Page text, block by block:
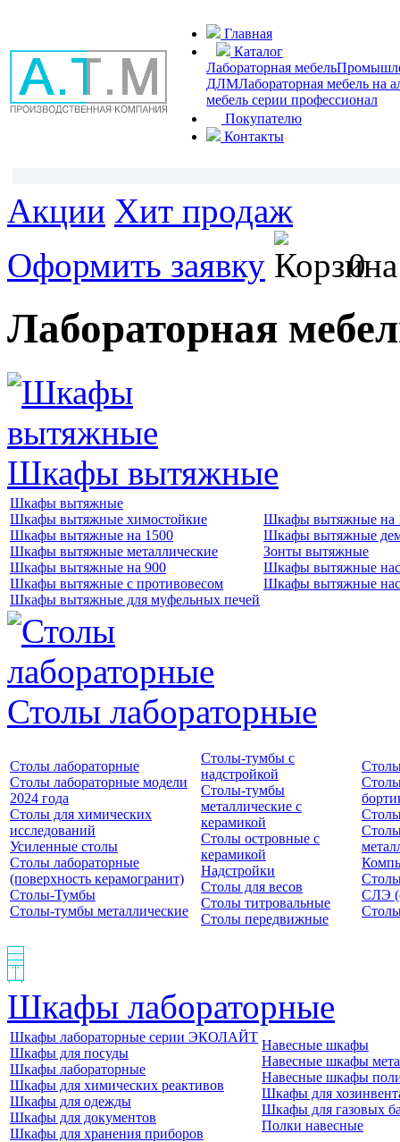
Главная
Каталог
Лабораторная мебель
ДЛМЛабораторная мебель на
мебель серии профессионал
Покупателю
Контакты
Акции Хит продаж
Оформить заявку
0
Лабораторная
Шкафы вытяжные
Шкафы вытяжные
Шкафы вытяжные химостойкие
Шкафы вытяжные на 1500
Шкафы вытяжные металлические
Шкафы вытяжные на 900
Шкафы вытяжные с противовесом
Шкафы вытяжные для муфельных печей
Шкафы вытяжные на
Шкафы вытяжные
Зонты вытяжные
Шкафы вытяжные
Шкафы вытяжные
Столы лабораторные
Столы лабораторные
Столы лабораторные модели
2024 года
Столы для химических
исследований
Усиленные столы
Столы лабораторные
(поверхность керамогранит)
Столы-Тумбы
Столы-тумбы металлические
Столы-тумбы с
надстройкой
Столы-тумбы
металлические с
керамикой
Столы островные с
керамикой
Надстройки
Столы для весов
Столы титровальные
Столы передвижные
СЛЭ
Шкафы лабораторные
Шкафы лабораторные серии ЭКОЛАЙТ
Шкафы для посуды
Шкафы лабораторные
Шкафы для химических реактивов
Шкафы для одежды
Шкафы для документов
Шкафы для хранения приборов
Навесные шкафы
Навесные шкафы
Навесные шкафы
Шкафы для
Шкафы для газовых
Полки навесные